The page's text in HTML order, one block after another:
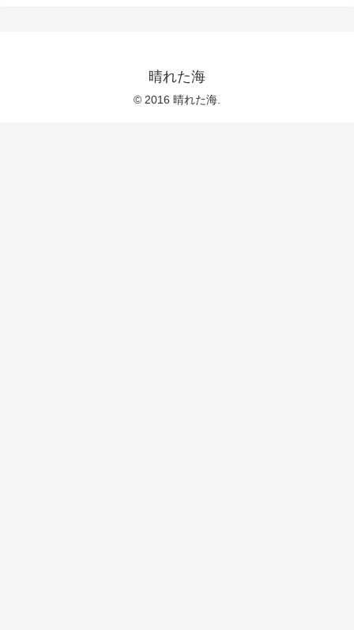
晴れた海
© 2016 晴れた海.